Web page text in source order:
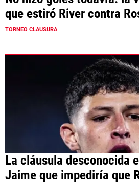
que estiró River contra
TORNEO CLAUSURA
La cláusula desconocida
Jaime que impediría que